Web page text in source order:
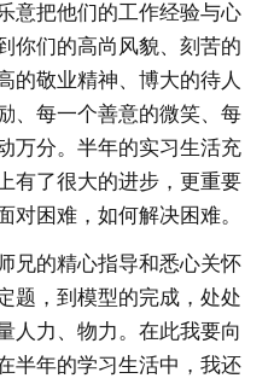
意把他们的工作经验与心
你们的高尚风貌、刻苦的
的敬业精神、博大的待人
、每一个善意的微笑、每
万分。半年的实习生活充
有了很大的进步，更重要
对困难，如何解决困难。
兄的精心指导和悉心关怀
题，到模型的完成，处处
人力、物力。在此我要向
半年的学习生活中，我还